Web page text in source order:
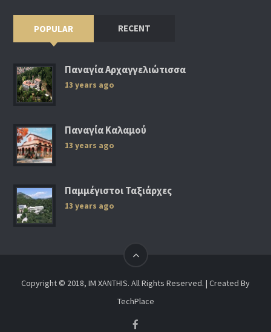
POPULAR RECENT
Παναγία Αρχαγγελιώτισσα
13 years ago
Παναγία Καλαμού
13 years ago
Παμμέγιστοι Ταξιάρχες
13 years ago
Copyright © 2018, IM XANTHIS. All Rights Reserved. | Created By
TechPlace